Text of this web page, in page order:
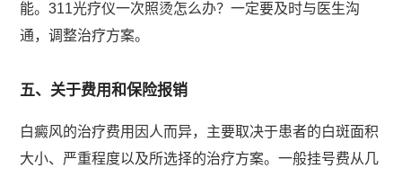
能。311光疗仪一次照烫怎么办？一定要及时与医生沟
通，调整治疗方案。
五、关于费用和保险报销
白癜风的治疗费用因人而异，主要取决于患者的白斑面积
大小、严重程度以及所选择的治疗方案。一般挂号费从几